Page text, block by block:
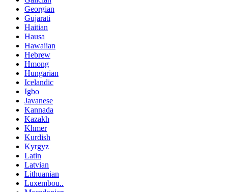
Georgian
Gujarati
Haitian
Hausa
Hawaiian
Hebrew
Hmong
Hungarian
Icelandic
Igbo
Javanese
Kannada
Kazakh
Khmer
Kurdish
Kyrgyz
Latin
Latvian
Lithuanian
Luxembou..